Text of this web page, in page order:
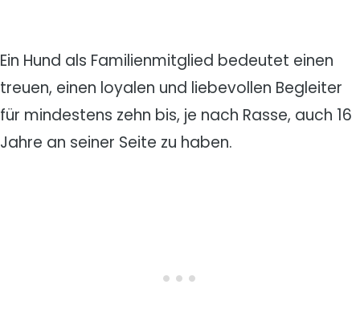
Ein Hund als Familienmitglied bedeutet einen
treuen, einen loyalen und liebevollen Begleiter
für mindestens zehn bis, je nach Rasse, auch 16
Jahre an seiner Seite zu haben.